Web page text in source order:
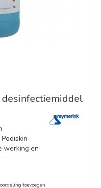
werking en
toevoegen